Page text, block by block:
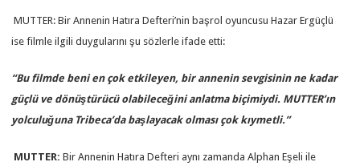
MUTTER: Bir Annenin Hatıra Defteri’nin başrol oyuncusu Hazar Ergüçlü
ise filmle ilgili duygularını şu sözlerle ifade etti:
“Bu filmde beni en çok etkileyen, bir annenin sevgisinin ne kadar
güçlü ve dönüştürücü olabileceğini anlatma biçimiydi. MUTTER’ın
yolculuğuna Tribeca’da başlayacak olması çok kıymetli.”
MUTTER: Bir Annenin Hatıra Defteri aynı zamanda Alphan Eşeli ile